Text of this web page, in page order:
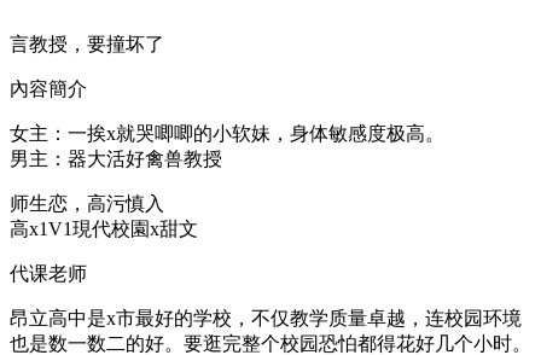
言教授，要撞坏了
內容簡介
女主：一挨x就哭唧唧的小软妹，身体敏感度极高。
男主：器大活好禽兽教授
师生恋，高污慎入
高x1V1現代校園x甜文
代课老师
昂立高中是x市最好的学校，不仅教学质量卓越，连校园环境
也是数一数二的好。要逛完整个校园恐怕都得花好几个小时。